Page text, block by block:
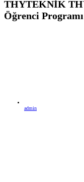
THYTEKNİK
Öğrenci Programı
admin